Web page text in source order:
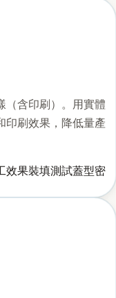
（含印刷）。用實體
印刷效果，降低量產
效果裝填測試蓋型密